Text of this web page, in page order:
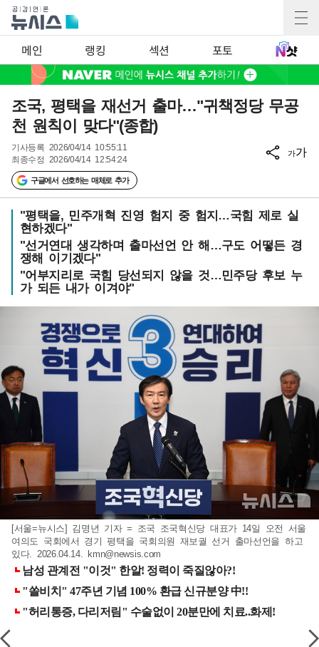
메인 랭킹 섹션 포토
조국, 평택을 재선거 출마…"귀책정당 무공
천 원칙이 맞다"(종합)
기사등록 2026/04/14 10:55:11
최종수정 2026/04/14 12:54:24
구글에서 선호하는 매체로 추가
가가
"평택을, 민주개혁 진영 험지 중 험지…국힘 제로 실
현하겠다"
"선거연대 생각하며 출마선언 안 해…구도 어떻든 경
쟁해 이기겠다"
"어부지리로 국힘 당선되지 않을 것…민주당 후보 누
가 되든 내가 이겨야"
[서울=뉴시스] 김명년 기자 = 조국 조국혁신당 대표가 14일 오전 서울
여의도 국회에서 경기 평택을 국회의원 재보궐 선거 출마선언을 하고
있다. 2026.04.14. kmn@newsis.com